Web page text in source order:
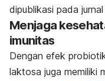
dipublikasi pada
Menjaga
imunitas
Dengan efek
laktosa juga memiliki